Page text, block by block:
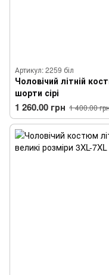
Артикул: 2259 біл
Чоловічий літній
шорти сірі
1 260.00 грн 1 400.00